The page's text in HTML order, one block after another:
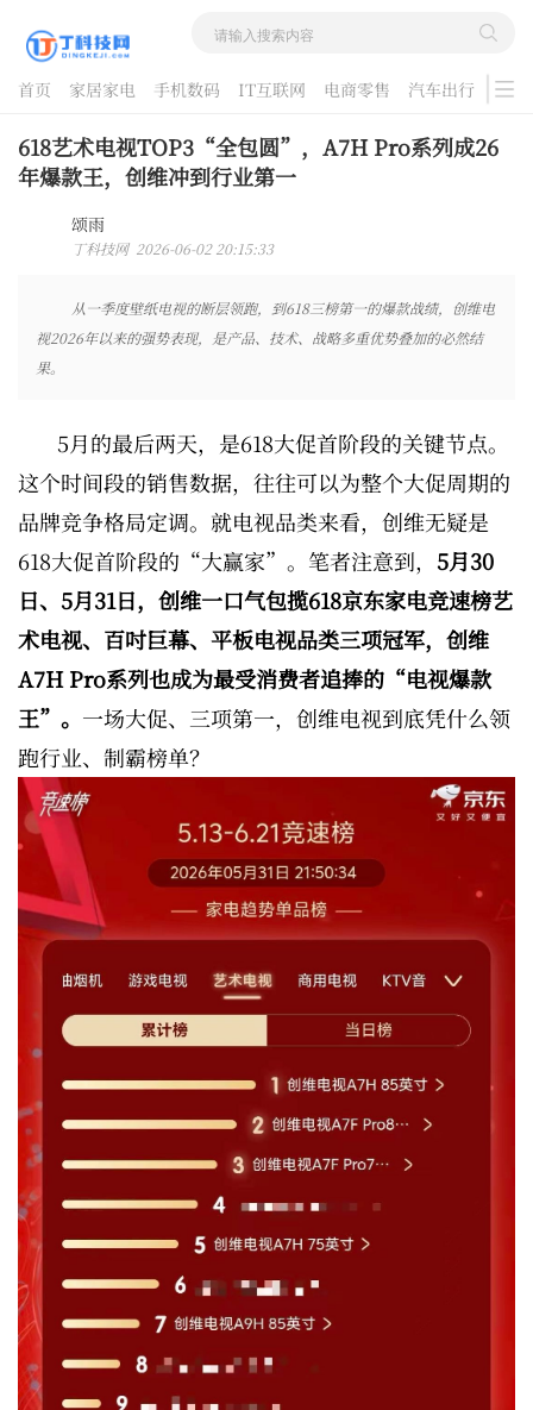
首页 家居家电 手机数码 IT互联网 电商零售 汽车出行
游戏
酷品评测
618艺术电视TOP3“全包圆”，A7H Pro系列成26
年爆款王，创维冲到行业第一
颂雨
丁科技网 2026-06-02 20:15:33
从一季度壁纸电视的断层领跑，到618三榜第一的爆款战绩，创维电
视2026年以来的强势表现，是产品、技术、战略多重优势叠加的必然结
果。
5月的最后两天，是618大促首阶段的关键节点。
这个时间段的销售数据，往往可以为整个大促周期的
品牌竞争格局定调。就电视品类来看，创维无疑是
618大促首阶段的“大赢家”。笔者注意到， 5月30
日、5月31日，创维一口气包揽618京东家电竞速榜艺
术电视、百吋巨幕、平板电视品类三项冠军，创维
A7H Pro系列也成为最受消费者追捧的“电视爆款
王”。 一场大促、三项第一，创维电视到底凭什么领
跑行业、制霸榜单？